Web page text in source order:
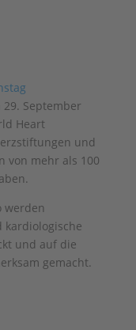
September
Heart
und
von mehr als 100
werden
kardiologische
und auf die
gemacht.